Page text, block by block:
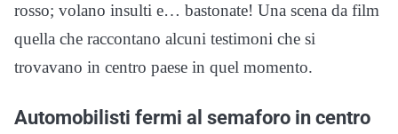
rosso; volano insulti e… bastonate! Una scena da film
quella che raccontano alcuni testimoni che si
trovavano in centro paese in quel momento.
Automobilisti fermi al semaforo in centro